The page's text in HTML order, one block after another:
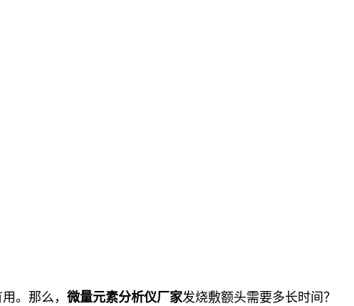
。那么， 微量元素分析仪厂家发烧敷额头需要多长时间？